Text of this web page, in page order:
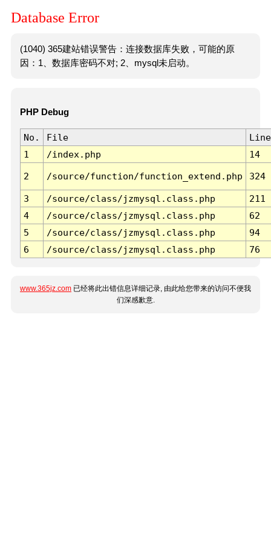
Database Error
(1040) 365建站错误警告：连接数据库失败，可能的原
因：1、数据库密码不对; 2、mysql未启动。
PHP Debug
No. File
Line
1
/index.php 14
2 /source/function/function_extend.php 324
3 /source/class/jzmysql.class.php
211
4
/source/class/jzmysql.class.php
62
5
/source/class/jzmysql.class.php
94
6
/source/class/jzmysql.class.php 76
www.365jz.com 已经将此出错信息详细记录, 由此给您带来的访问不便我
们深感歉意.